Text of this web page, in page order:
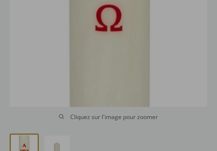
Cliquez sur l'image pour zoomer